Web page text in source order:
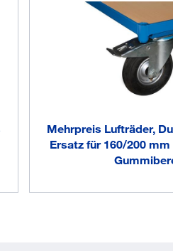
Mehrpreis Lufträder,
Ersatz für 160/200